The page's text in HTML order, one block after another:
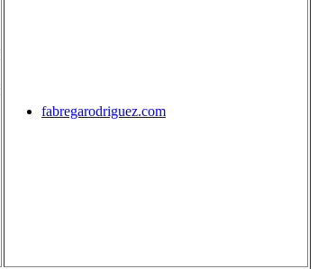
fabregarodriguez.com